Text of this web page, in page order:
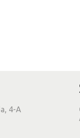
4-A